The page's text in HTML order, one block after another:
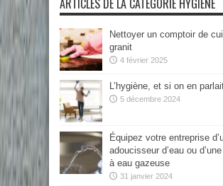
ARTICLES DE LA CATEGORIE HYGIÈNE
Nettoyer un comptoir de
granit
4 février 2025
L’hygiène, et si on en
5 décembre 2024
Équipez votre entreprise
adoucisseur d’eau ou
à eau gazeuse
31 janvier 2024